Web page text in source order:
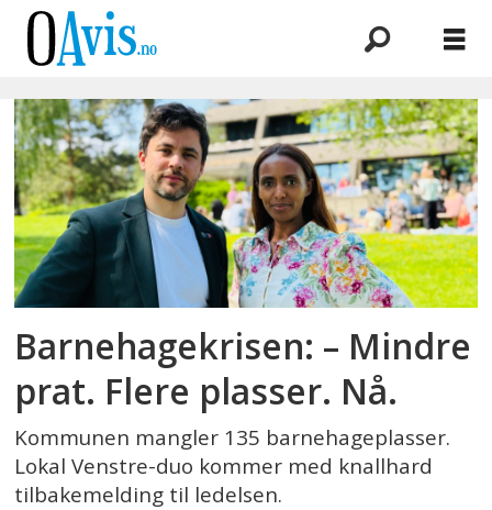
Emne:
oppvekstsektoren
Barnehagekrisen: – Mindre
prat. Flere plasser. Nå.
Kommunen mangler 135 barnehageplasser.
Lokal Venstre-duo kommer med knallhard
tilbakemelding til ledelsen.